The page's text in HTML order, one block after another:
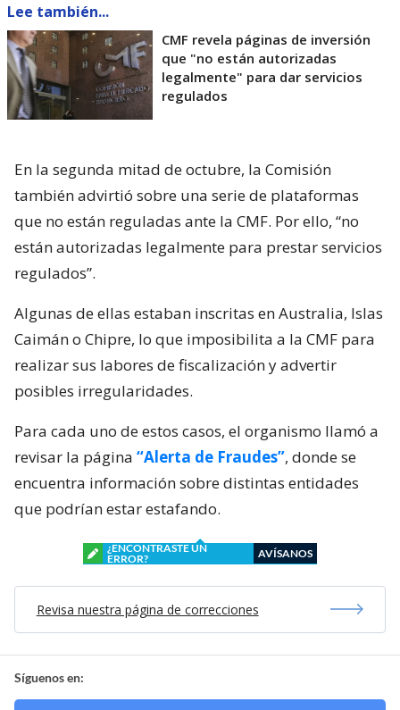
Lee también...
CMF revela páginas de inversión
que "no están autorizadas
legalmente" para dar servicios
regulados
En la segunda mitad de octubre, la Comisión
también advirtió sobre una serie de plataformas
que no están reguladas ante la CMF. Por ello, “no
están autorizadas legalmente para prestar servicios
regulados”.
Algunas de ellas estaban inscritas en Australia, Islas
Caimán o Chipre, lo que imposibilita a la CMF para
realizar sus labores de fiscalización y advertir
posibles irregularidades.
Para cada uno de estos casos, el organismo llamó a
revisar la página “Alerta de Fraudes”, donde se
encuentra información sobre distintas entidades
que podrían estar estafando.
¿ENCONTRASTE UN
ERROR?
AVÍSANOS
Revisa nuestra página de correcciones
Síguenos en: